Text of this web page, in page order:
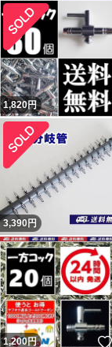
1,820円
3,390円
1,200円